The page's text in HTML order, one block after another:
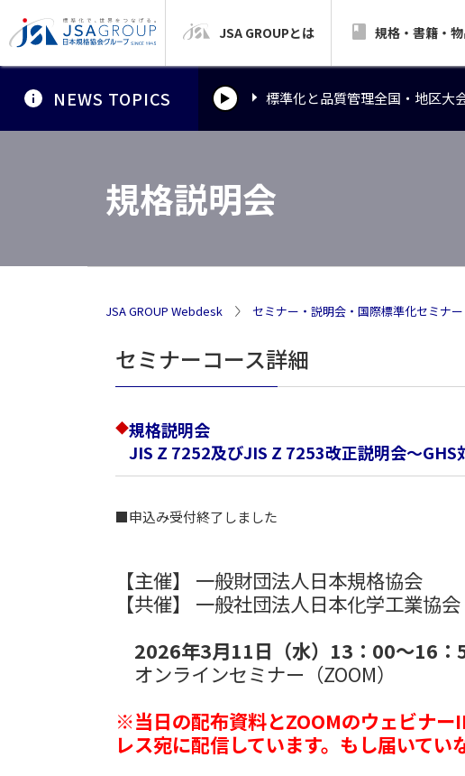
JSA GROUPとは 規格・書籍・
NEWS TOPICS
標準化と品質管理全国・地区大
標準化と品質管理全国・地区大
規格説明会
JSA GROUP Webdesk セミナー・説明会・国際標準化セミナー
セミナーコース詳細
◆規格説明会
JIS Z 7252及びJIS Z 7253改正説明会～
■申込み受付終了しました
【主催】 一般財団法人日本規格協会
【共催】 一般社団法人日本化学工業協会
2026年3月11日（水）13：00～16：
オンラインセミナー（ZOOM）
※当日の配布資料とZOOMのウェビナ
レス宛に配信しています。もし届いてい